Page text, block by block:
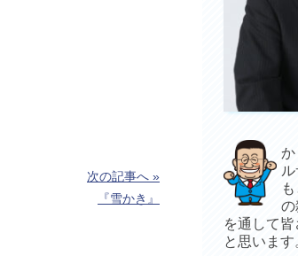
次の記事へ »
『雪かき』
か
の
を通して
と思います